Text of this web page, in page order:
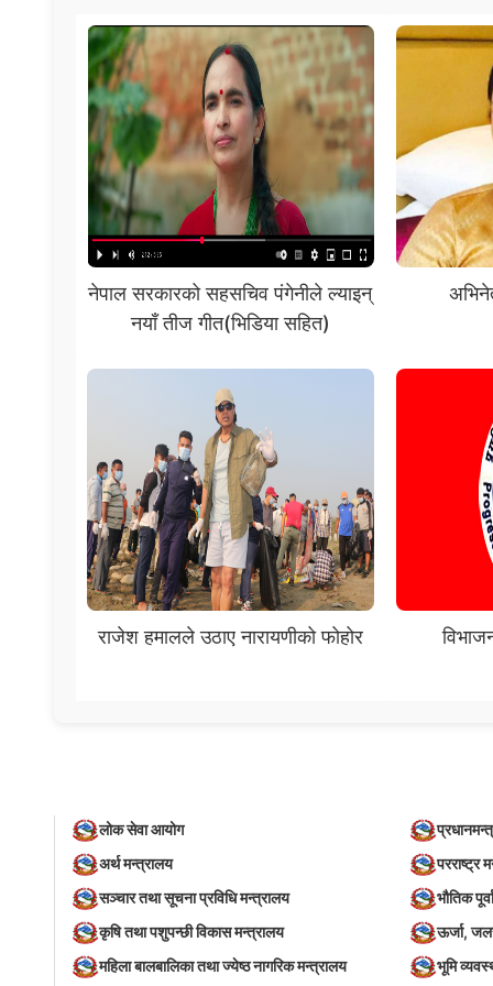
नेपाल सरकारको सहसचिव पंगेनीले ल्याइन्
नयाँ तीज गीत(भिडिया सहित)
राजेश हमालले उठाए नारायणीको फोहोर
लोक सेवा आयोग
अर्थ मन्त्रालय
परराष्ट्र
सञ्‍चार तथा सूचना प्रविधि मन्त्रालय
भौतिक
कृषि तथा पशुपन्छी विकास मन्त्रालय
ऊर्जा,
महिला बालबालिका तथा ज्येष्ठ नागरिक मन्त्रालय
भूमि